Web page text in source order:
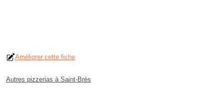
Améliorer cette fiche
Autres pizzerias à Saint-Brès